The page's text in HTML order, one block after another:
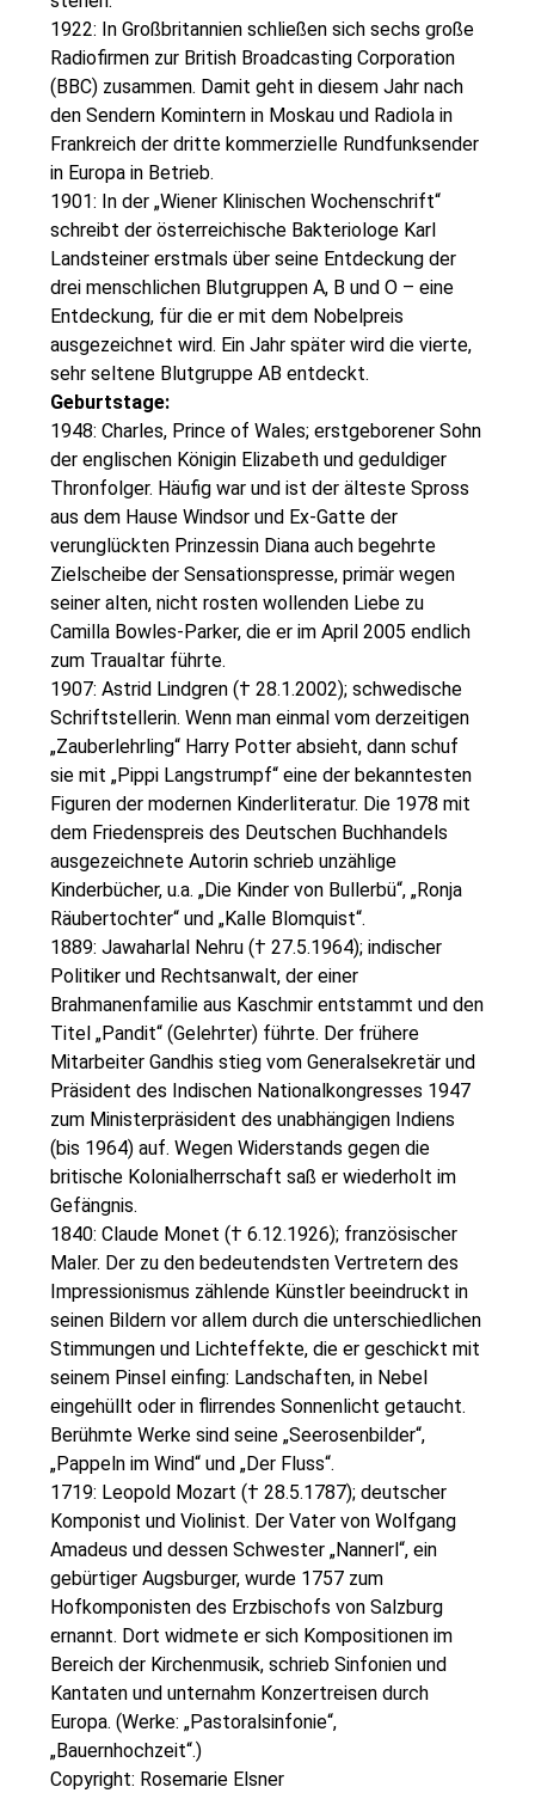
1922: In Großbritannien schließen sich sechs große
Radiofirmen zur British Broadcasting Corporation
(BBC) zusammen. Damit geht in diesem Jahr nach
den Sendern Komintern in Moskau und Radiola in
Frankreich der dritte kommerzielle Rundfunksender
in Europa in Betrieb.
1901: In der „Wiener Klinischen Wochenschrift“
schreibt der österreichische Bakteriologe Karl
Landsteiner erstmals über seine Entdeckung der
drei menschlichen Blutgruppen A, B und O – eine
Entdeckung, für die er mit dem Nobelpreis
ausgezeichnet wird. Ein Jahr später wird die vierte,
sehr seltene Blutgruppe AB entdeckt.
Geburtstage:
1948: Charles, Prince of Wales; erstgeborener Sohn
der englischen Königin Elizabeth und geduldiger
Thronfolger. Häufig war und ist der älteste Spross
aus dem Hause Windsor und Ex-Gatte der
verunglückten Prinzessin Diana auch begehrte
Zielscheibe der Sensationspresse, primär wegen
seiner alten, nicht rosten wollenden Liebe zu
Camilla Bowles-Parker, die er im April 2005 endlich
zum Traualtar führte.
1907: Astrid Lindgren († 28.1.2002); schwedische
Schriftstellerin. Wenn man einmal vom derzeitigen
„Zauberlehrling“ Harry Potter absieht, dann schuf
sie mit „Pippi Langstrumpf“ eine der bekanntesten
Figuren der modernen Kinderliteratur. Die 1978 mit
dem Friedenspreis des Deutschen Buchhandels
ausgezeichnete Autorin schrieb unzählige
Kinderbücher, u.a. „Die Kinder von Bullerbü“, „Ronja
Räubertochter“ und „Kalle Blomquist“.
1889: Jawaharlal Nehru († 27.5.1964); indischer
Politiker und Rechtsanwalt, der einer
Brahmanenfamilie aus Kaschmir entstammt und den
Titel „Pandit“ (Gelehrter) führte. Der frühere
Mitarbeiter Gandhis stieg vom Generalsekretär und
Präsident des Indischen Nationalkongresses 1947
zum Ministerpräsident des unabhängigen Indiens
(bis 1964) auf. Wegen Widerstands gegen die
britische Kolonialherrschaft saß er wiederholt im
Gefängnis.
1840: Claude Monet († 6.12.1926); französischer
Maler. Der zu den bedeutendsten Vertretern des
Impressionismus zählende Künstler beeindruckt in
seinen Bildern vor allem durch die unterschiedlichen
Stimmungen und Lichteffekte, die er geschickt mit
seinem Pinsel einfing: Landschaften, in Nebel
eingehüllt oder in flirrendes Sonnenlicht getaucht.
Berühmte Werke sind seine „Seerosenbilder“,
„Pappeln im Wind“ und „Der Fluss“.
1719: Leopold Mozart († 28.5.1787); deutscher
Komponist und Violinist. Der Vater von Wolfgang
Amadeus und dessen Schwester „Nannerl“, ein
gebürtiger Augsburger, wurde 1757 zum
Hofkomponisten des Erzbischofs von Salzburg
ernannt. Dort widmete er sich Kompositionen im
Bereich der Kirchenmusik, schrieb Sinfonien und
Kantaten und unternahm Konzertreisen durch
Europa. (Werke: „Pastoralsinfonie“,
„Bauernhochzeit“.)
Copyright: Rosemarie Elsner